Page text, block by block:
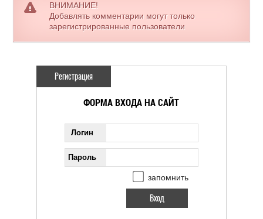
ВНИМАНИЕ!
Добавлять комментарии могут только
зарегистрированные пользователи
Регистрация
ФОРМА ВХОДА НА САЙТ
Логин
Пароль
запомнить